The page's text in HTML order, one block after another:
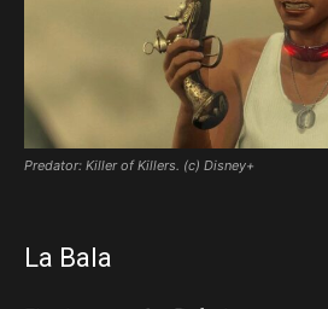
Predator: Killer of Killers. (c) Disney+
La Bala